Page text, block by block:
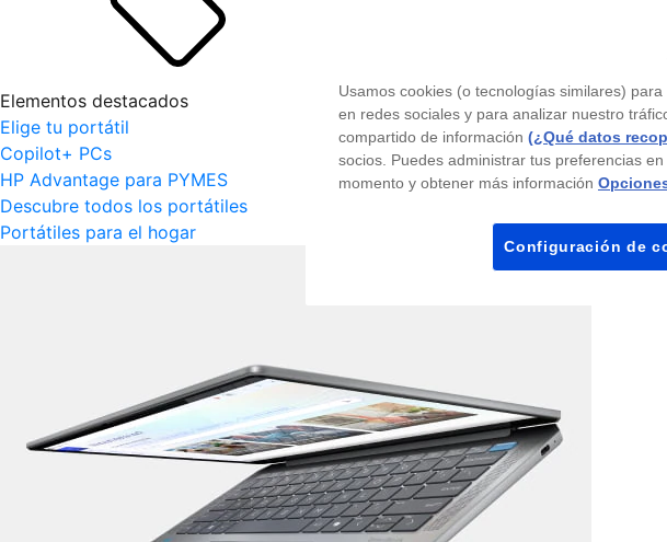
Elementos destacados
Elige tu portátil
Copilot+ PCs
HP Advantage para PYMES
Descubre todos los portátiles
Portátiles para el hogar
Usamos cookies (o tecnologías similares)
en redes sociales y para analizar nuestro
compartido de información (¿Qué datos
socios. Puedes administrar tus preferencias
momento y obtener más información
Configuración de